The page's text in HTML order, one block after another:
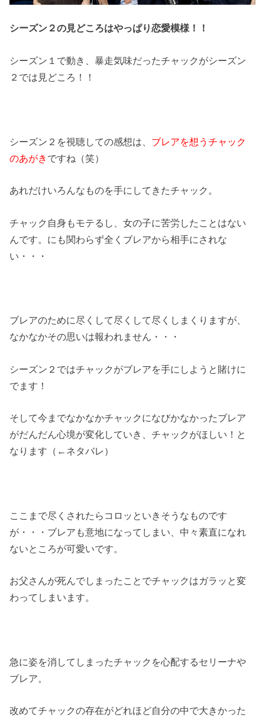
シーズン２の見どころはやっぱり恋愛模様！！
シーズン１で動き、暴走気味だったチャックがシーズン
２では見どころ！！
シーズン２を視聴しての感想は、 ブレアを想うチャック
のあがき ですね（笑）
あれだけいろんなものを手にしてきたチャック。
チャック自身もモテるし、女の子に苦労したことはない
んです。にも関わらず全くブレアから相手にされな
い・・・
ブレアのために尽くして尽くして尽くしまくりますが、
なかなかその思いは報われません・・・
シーズン２ではチャックがブレアを手にしようと賭けに
でます！
そして今までなかなかチャックになびかなかったブレア
がだんだん心境が変化していき、チャックがほしい！と
なります（←ネタバレ）
ここまで尽くされたらコロッといきそうなものです
が・・・ブレアも意地になってしまい、中々素直になれ
ないところが可愛いです。
お父さんが死んでしまったことでチャックはガラッと変
わってしまいます。
急に姿を消してしまったチャックを心配するセリーナや
ブレア。
改めてチャックの存在がどれほど自分の中で大きかった